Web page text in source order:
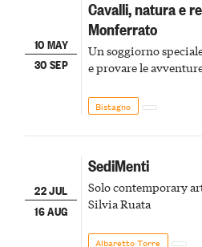
10 MAY
30 SEP
Cavalli, natura e
Monferrato
Un soggiorno
e provare le
Bistagno
22 JUL
16 AUG
SediMenti
Solo contemporary
Silvia Ruata
Albaretto Torre